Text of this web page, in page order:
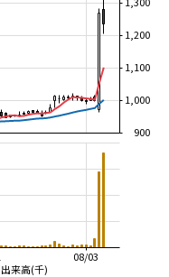
出来高(千)
08/03
900
1,000
1,100
1,200